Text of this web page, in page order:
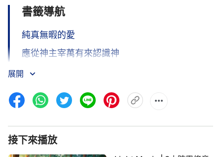
書籤導航
純真無暇的愛
應從神主宰萬有來認識神
神的留言
人的所作所爲應接受神的鋻察
多想天天與神在一起
神給我的愛太多
展開
接下來播放